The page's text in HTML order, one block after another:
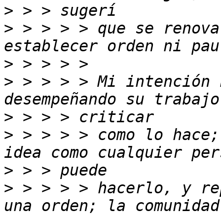
>
> > > > > que se
>
> > > > > Mi intención
>
> > > > > como lo
>
> > > > > hacerlo, y